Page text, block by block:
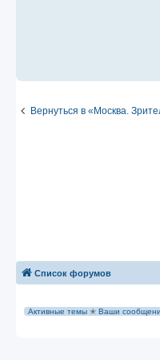
Вернуться в «Москва.
Список форумов
Активные темы ✭ Ваши